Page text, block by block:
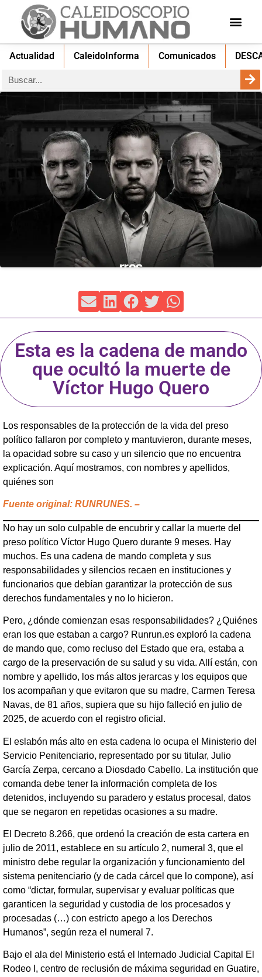
Actualidad CaleidoInforma Comunicados
Esta es la cadena de mando
que ocultó la muerte de
Víctor Hugo Quero
Los responsables de la protección de la vida del preso
político fallaron por completo y mantuvieron, durante meses,
la opacidad sobre su caso y un silencio que no encuentra
explicación. Aquí mostramos, con nombres y apellidos,
quiénes son
Fuente original: RUNRUNES. –
No hay un solo culpable de encubrir y callar la muerte del
preso político Víctor Hugo Quero durante 9 meses. Hay
muchos. Es una cadena de mando completa y sus
responsabilidades y silencios recaen en instituciones y
funcionarios que debían garantizar la protección de sus
derechos fundamentales y no lo hicieron.
Pero, ¿dónde comienzan esas responsabilidades? ¿Quiénes
eran los que estaban a cargo? Runrun.es exploró la cadena
de mando que, como recluso del Estado que era, estaba a
cargo de la preservación de su salud y su vida. Allí están, con
nombre y apellido, los más altos jerarcas y los equipos que
los acompañan y que evitaron que su madre, Carmen Teresa
Navas, de 81 años, supiera que su hijo falleció en julio de
2025, de acuerdo con el registro oficial.
El eslabón más alto en esta cadena lo ocupa el Ministerio del
Servicio Penitenciario, representado por su titular, Julio
García Zerpa, cercano a Diosdado Cabello. La institución que
comanda debe tener la información completa de los
detenidos, incluyendo su paradero y estatus procesal, datos
que se negaron en repetidas ocasiones a su madre.
El Decreto 8.266, que ordenó la creación de esta cartera en
julio de 2011, establece en su artículo 2, numeral 3, que el
ministro debe regular la organización y funcionamiento del
sistema penitenciario (y de cada cárcel que lo compone), así
como “dictar, formular, supervisar y evaluar políticas que
garanticen la seguridad y custodia de los procesados y
procesadas (…) con estricto apego a los Derechos
Humanos”, según reza el numeral 7.
Bajo el ala del Ministerio está el Internado Judicial Capital El
Rodeo I, centro de reclusión de máxima seguridad en Guatire,